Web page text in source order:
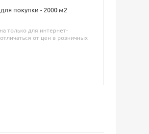
покупки - 2000 м2
только для интернет-
от цен в розничных